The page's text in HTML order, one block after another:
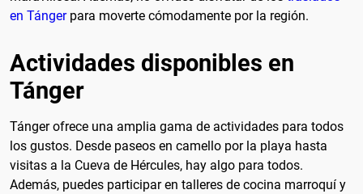
en Tángerpara moverte cómodamente por la región.
Actividades disponibles en
Tánger
Tánger ofrece una amplia gama de actividades para todos
los gustos. Desde paseos en camello por la playa hasta
visitas a la Cueva de Hércules, hay algo para todos.
Además, puedes participar en talleres de cocina marroquí y